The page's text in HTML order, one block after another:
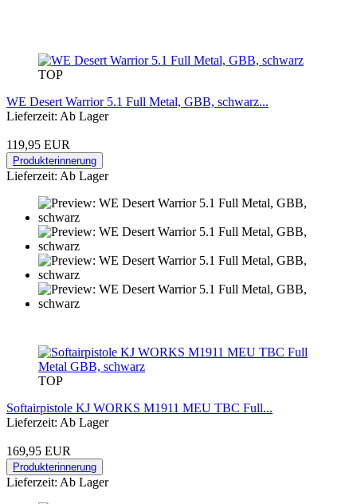
TOP
WE Desert Warrior 5.1 Full Metal, GBB, schwarz...
Lieferzeit: Ab Lager
119,95 EUR
Produkterinnerung
Lieferzeit: Ab Lager
TOP
Softairpistole KJ WORKS M1911 MEU TBC Full...
Lieferzeit: Ab Lager
169,95 EUR
Produkterinnerung
Lieferzeit: Ab Lager